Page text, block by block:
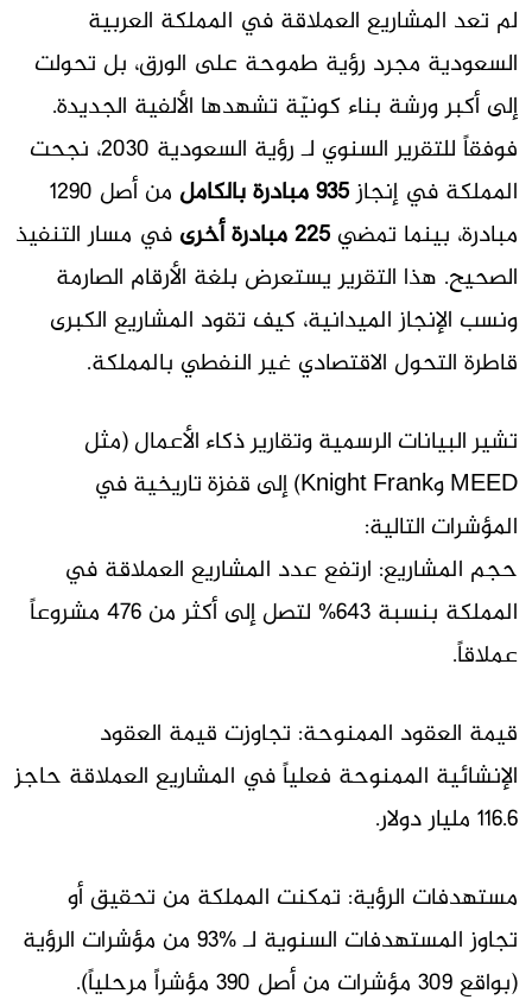
لم تعد المشاريع العملاقة في المملكة العربية
السعودية مجرد رؤية طموحة على الورق، بل تحولت
إلى أكبر ورشة بناء كونيّة تشهدها الألفية الجديدة.
فوفقاً للتقرير السنوي لـ رؤية السعودية 2030، نجحت
المملكة في إنجاز935 مبادرة بالكامل
من أصل 1290
مبادرة، بينما تمضي 225 مبادرة أخرى
في مسار التنفيذ
الصحيح. هذا التقرير يستعرض بلغة الأرقام الصارمة
ونسب الإنجاز الميدانية، كيف تقود المشاريع الكبرى
قاطرة التحول الاقتصادي غير النفطي بالمملكة.
تشير البيانات الرسمية وتقارير ذكاء الأعمال (مثل
MEED وKnight Frank) إلى قفزة تاريخية في
المؤشرات التالية:
حجم المشاريع: ارتفع عدد المشاريع العملاقة في
المملكة بنسبة 643%
لتصل إلى أكثر من 476 مشروعاً
عملاقاً.
قيمة العقود الممنوحة: تجاوزت قيمة العقود
الإنشائية الممنوحة فعلياً في المشاريع العملاقة حاجز
116.6 مليار دولار
.
مستهدفات الرؤية: تمكنت المملكة من تحقيق أو
تجاوز المستهدفات السنوية لـ %93 من مؤشرات الرؤية
(بواقع 309 مؤشرات من أصل 390 مؤشراً مرحلياً).